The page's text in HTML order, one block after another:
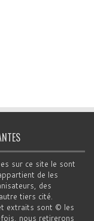
sur ce site le sont
de les
des
tiers cité.
extraits sont © les
nous retirerons